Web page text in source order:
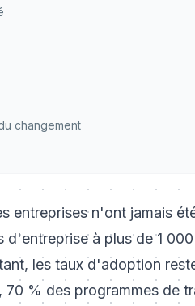
changement
entreprises n'ont jamais
d'entreprise à plus de 1
les taux d'adoption
70 % des programmes de